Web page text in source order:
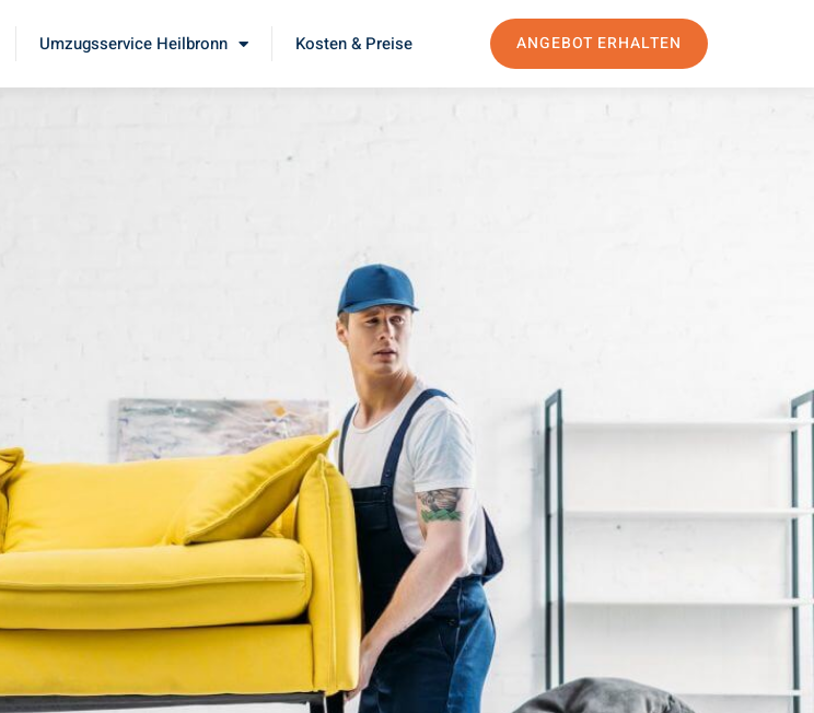
Umzugsservice Heilbronn Kosten & Preise ANGEBOT ERHALTEN